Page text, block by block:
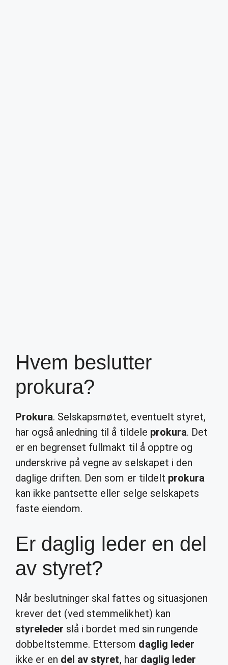
Hvem beslutter
prokura?
Prokura. Selskapsmøtet, eventuelt styret,
har også anledning til å tildele prokura. Det
er en begrenset fullmakt til å opptre og
underskrive på vegne av selskapet i den
daglige driften. Den som er tildelt prokura
kan ikke pantsette eller selge selskapets
faste eiendom.
Er daglig leder en del
av styret?
Når beslutninger skal fattes og situasjonen
krever det (ved stemmelikhet) kan
styreleder slå i bordet med sin rungende
dobbeltstemme. Ettersom daglig leder
ikke er en del av styret, har daglig leder